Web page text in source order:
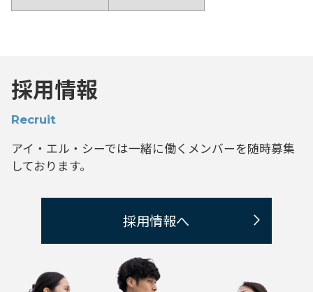
採用情報
Recruit
アイ・エル・シーでは一緒に働くメンバーを随時募集
しております。
採用情報へ